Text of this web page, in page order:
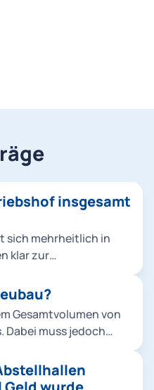
insgesamt
sich mehrheitlich in
klar zur
zudem konkreten
für den ÖPNV-
73 Fahrzeuge vom
Gesamtvolumen von
Dabei muss jedoch
bis Mitte der